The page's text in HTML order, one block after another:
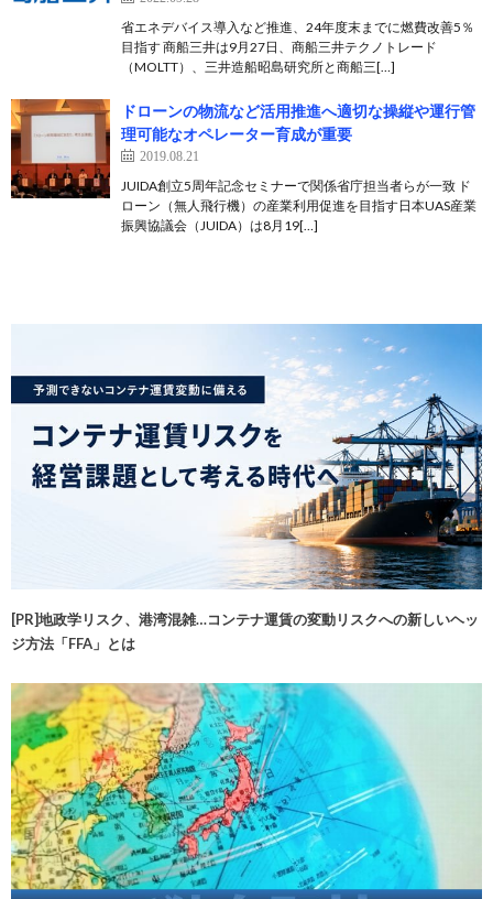
省エネデバイス導入など推進、24年度末までに燃費改善5％
目指す 商船三井は9月27日、商船三井テクノトレード
（MOLTT）、三井造船昭島研究所と商船三[…]
ドローンの物流など活用推進へ適切な操縦や運行管
理可能なオペレーター育成が重要
2019.08.21
JUIDA創立5周年記念セミナーで関係省庁担当者らが一致 ド
ローン（無人飛行機）の産業利用促進を目指す日本UAS産業
振興協議会（JUIDA）は8月19[…]
[PR]地政学リスク、港湾混雑…コンテナ運賃の変動リスクへの新しいヘッ
ジ方法「FFA」とは